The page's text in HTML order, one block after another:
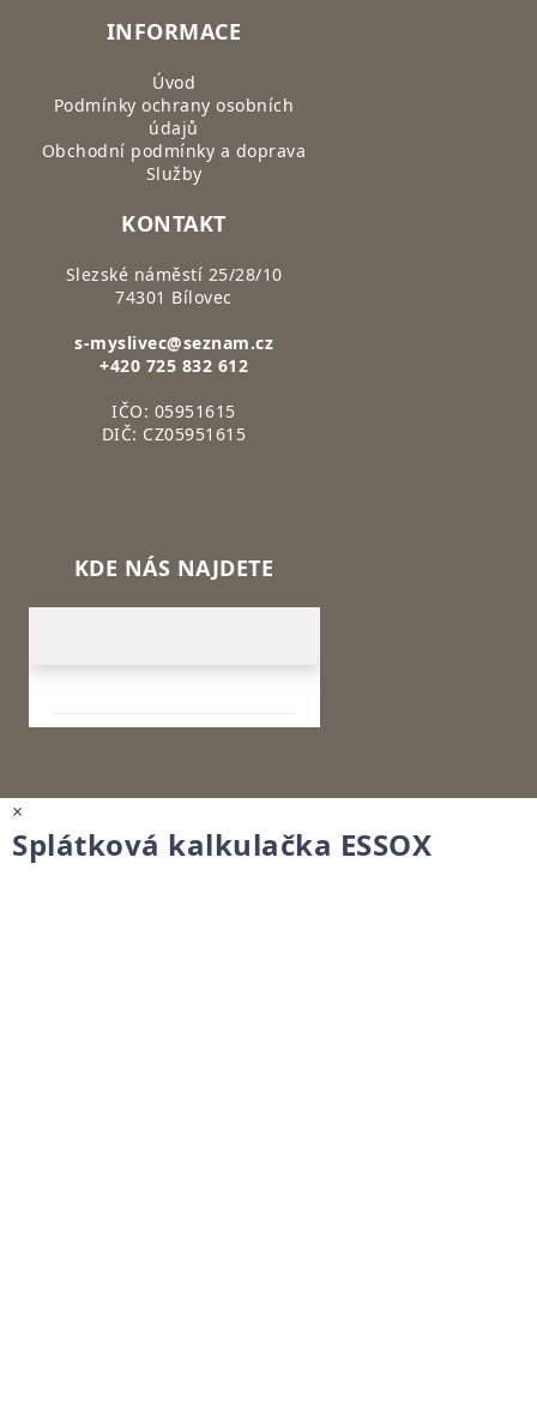
INFORMACE
Úvod
Podmínky ochrany osobních
údajů
Obchodní podmínky a doprava
Služby
KONTAKT
Slezské náměstí 25/28/10
74301 Bílovec
s-myslivec@seznam.cz
+420 725 832 612
IČO: 05951615
DIČ: CZ05951615
KDE NÁS NAJDETE
×
Splátková kalkulačka ESSOX